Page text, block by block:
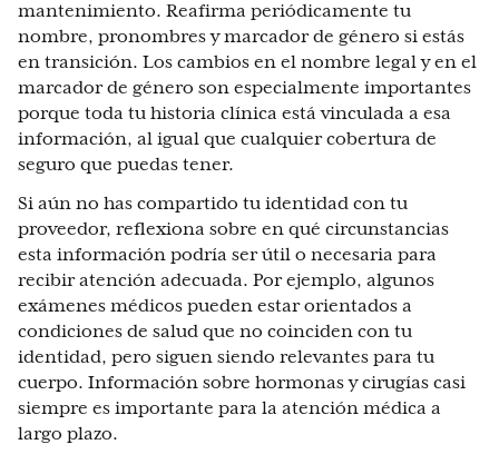
mantenimiento. Reafirma periódicamente tu
nombre, pronombres y marcador de género si estás
en transición. Los cambios en el nombre legal y en el
marcador de género son especialmente importantes
porque toda tu historia clínica está vinculada a esa
información, al igual que cualquier cobertura de
seguro que puedas tener.
Si aún no has compartido tu identidad con tu
proveedor, reflexiona sobre en qué circunstancias
esta información podría ser útil o necesaria para
recibir atención adecuada. Por ejemplo, algunos
exámenes médicos pueden estar orientados a
condiciones de salud que no coinciden con tu
identidad, pero siguen siendo relevantes para tu
cuerpo. Información sobre hormonas y cirugías casi
siempre es importante para la atención médica a
largo plazo.